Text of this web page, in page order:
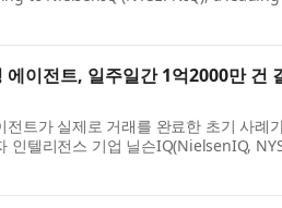
The Commerce Revolution: Where
에이전트, 일주일간 1억2000만 건
전트가 실제로 거래를 완료한 초기 사례
인텔리전스 기업 닐슨IQ(NielsenIQ,
Commerce Revolution: Where East